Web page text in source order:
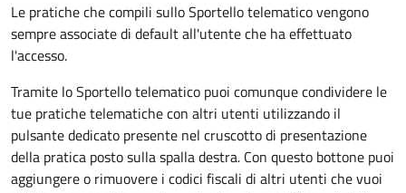
Le pratiche che compili sullo Sportello telematico vengono
sempre associate di default all'utente che ha effettuato
l'accesso.
Tramite lo Sportello telematico puoi comunque condividere le
tue pratiche telematiche con altri utenti utilizzando il
pulsante dedicato presente nel cruscotto di presentazione
della pratica posto sulla spalla destra. Con questo bottone puoi
aggiungere o rimuovere i codici fiscali di altri utenti che vuoi